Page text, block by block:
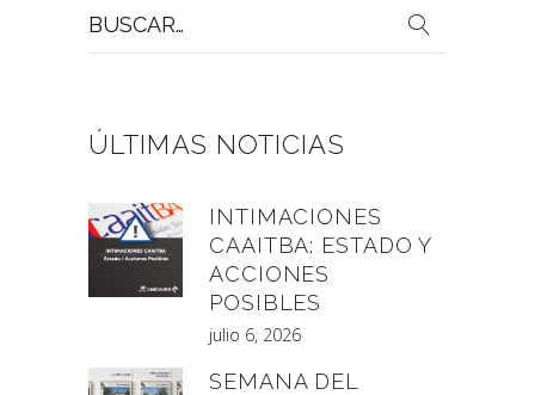
por:
ÚLTIMAS NOTICIAS
INTIMACIONES
CAAITBA: ESTADO Y
ACCIONES
POSIBLES
julio 6, 2026
SEMANA DEL